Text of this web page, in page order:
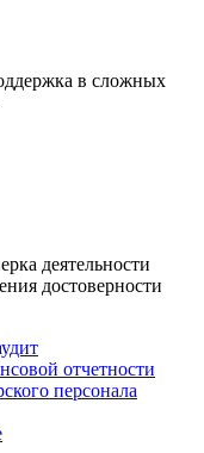
в сложных
деятельности
достоверности
отчетности
персонала